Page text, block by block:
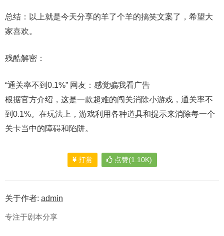
总结：以上就是今天分享的羊了个羊的搞笑文案了，希望大
家喜欢。
残酷解密：
“通关率不到0.1%” 网友：感觉骗我看广告
根据官方介绍，这是一款超难的闯关消除小游戏，通关率不
到0.1%。在玩法上，游戏利用各种道具和提示来消除每一个
关卡当中的障碍和陷阱。
打赏 点赞(1.10K)
关于作者: admin
专注于剧本分享